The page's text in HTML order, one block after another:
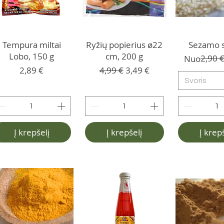
Tempura miltai
Lobo, 150 g
Kaina
2,89 €
Į krepšelį
Ryžių popierius ø22
cm, 200 g
Įprastinė kaina
4,99 €Pardavimo kaina
3,49 €
Į krepšelį
Sezamo
Nuo
Įprastinė
2,90 €
Svoris
Į